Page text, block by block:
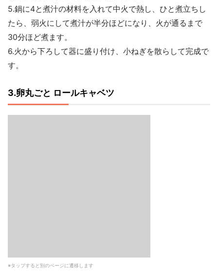
5.鍋に4と煮汁の材料を入れて中火で熱し、ひと煮立ちし
たら、弱火にして煮汁が半分ほどになり、火が通るまで
30分ほど煮ます。
6.火から下ろして器に盛り付け、小ねぎを散らして完成で
す。
3.卵丸ごと ロールキャベツ
※タップすると別のページに遷移します